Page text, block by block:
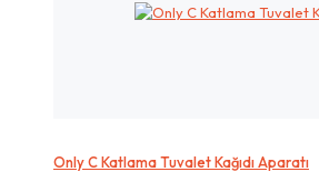
Only C Katlama Tuvalet Kağıdı Aparatı